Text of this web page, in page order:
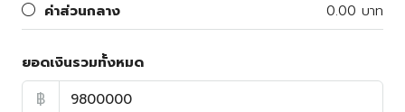
ค่าส่วนกลาง
0.00 บาท
ยอดเงินรวมทั้งหมด
฿